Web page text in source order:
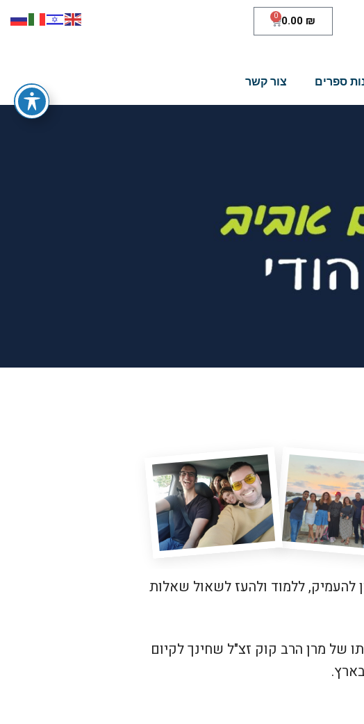
0.00 ₪
0
ספרים צור קשר
להעמיק, ללמוד ולהעז לשאול שאלות
של מרן הרב קוק זצ"ל שחינך לקיום